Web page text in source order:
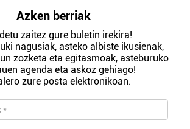
Azken berriak
zaitez gure buletin irekira!
nagusiak, asteko albiste ikusienak,
zozketa eta egitasmoak, asteburuko
agenda eta askoz gehiago!
zure posta elektronikoan.